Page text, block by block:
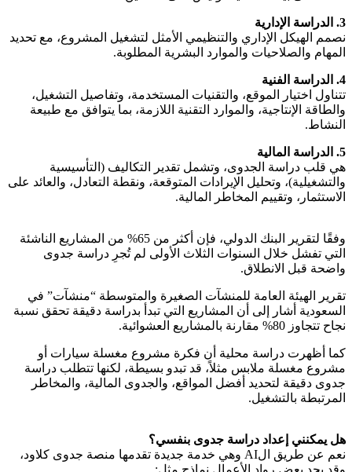
نصمم الهيكل الإداري والتنظيمي الأمثل لتشغيل المشروع، مع تحديد
المهام والصلاحيات والموارد البشرية المطلوبة.
تتناول اختيار الموقع، والتقنيات المستخدمة، وتفاصيل التشغيل،
والطاقة الإنتاجية، والموارد التقنية اللازمة، بما يتوافق مع طبيعة
النشاط.
هي قلب دراسة الجدوى، وتشمل تقدير التكاليف (التأسيسية
والتشغيلية)، وتحليل الإيرادات المتوقعة، ونقطة التعادل، والعائد على
الاستثمار، وتقييم المخاطر المالية.
وفقًا لتقرير البنك الدولي، فإن أكثر من 65% من المشاريع الناشئة
التي تفشل خلال السنوات الثلاث الأولى لم تُجرِ دراسة جدوى
واضحة قبل الانطلاق.
تقرير الهيئة العامة للمنشآت الصغيرة والمتوسطة “منشآت” في
السعودية أشار إلى أن المشاريع التي تبدأ بدراسة دقيقة تحقق نسبة
نجاح تتجاوز 80% مقارنة بالمشاريع العشوائية.
كما أظهرت دراسة محلية أن فكرة مشروع مغسلة سيارات أو
مشروع مغسلة ملابس مثلاً، قد تبدو بسيطة، لكنها تتطلب دراسة
جدوى دقيقة لتحديد أفضل المواقع، والجدوى المالية، والمخاطر
المرتبطة بالتشغيل.
هل يمكنني إعداد دراسة جدوى بنفسي؟
نعم عن طريق الAI وهي خدمة جديدة تقدمها منصة جدوى كلاود،